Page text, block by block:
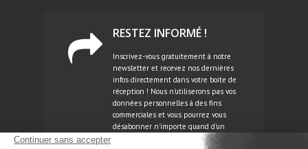
RESTEZ INFORMÉ !
Inscrivez-vous gratuitement à notre
newsletter et recevez nos dernières
infos directement dans votre boite de
réception ! Nous n'utiliserons pas vos
données personnelles à des fins
commerciales et vous pourrez vous
désabonner n'importe quand d'un